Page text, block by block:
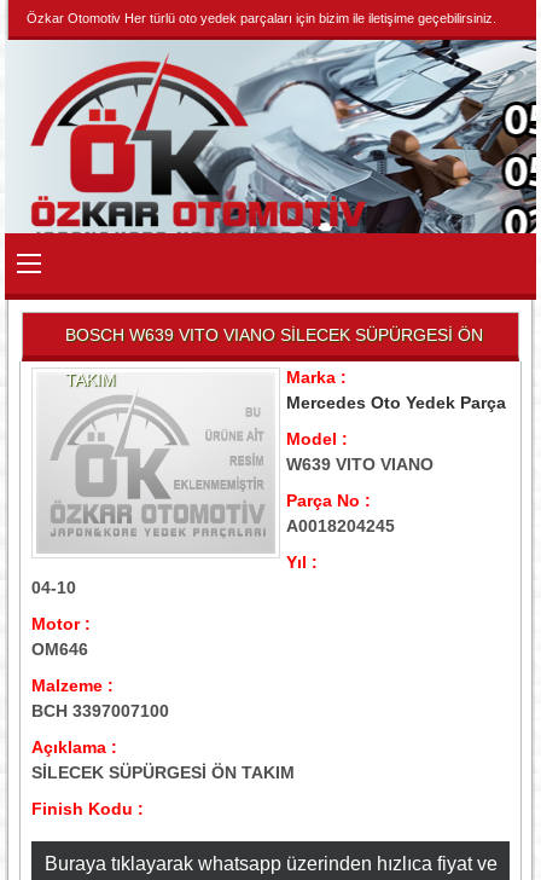
Özkar Otomotiv Her türlü oto yedek parçaları için bizim ile iletişime geçebilirsiniz.
BOSCH W639 VITO VIANO SİLECEK SÜPÜRGESİ ÖN
TAKIM
Marka :
Mercedes Oto Yedek Parça
Model :
W639 VITO VIANO
Parça No :
A0018204245
Yıl :
04-10
Motor :
OM646
Malzeme :
BCH 3397007100
Açıklama :
SİLECEK SÜPÜRGESİ ÖN TAKIM
Finish Kodu :
Buraya tıklayarak whatsapp üzerinden hızlıca fiyat ve